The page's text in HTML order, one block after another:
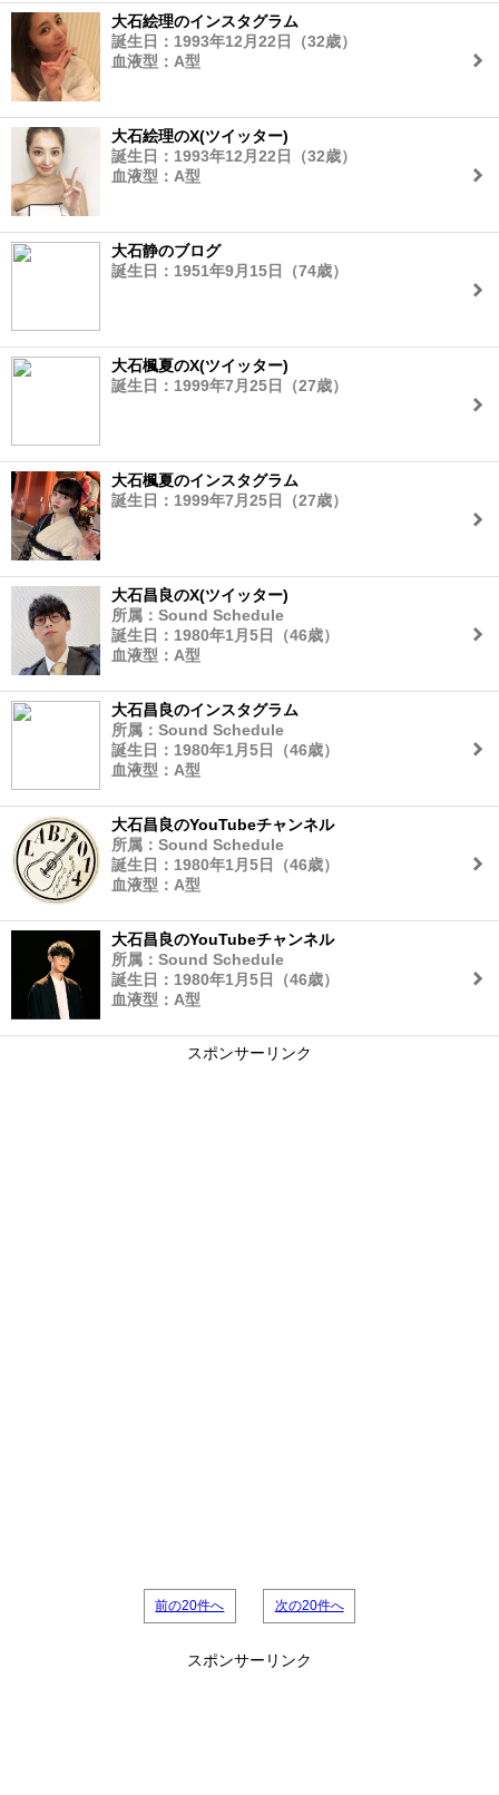
大石絵理のインスタグラム
誕生日：1993年12月22日（32歳）
血液型：A型
大石絵理のX(ツイッター)
誕生日：1993年12月22日（32歳）
血液型：A型
大石静のブログ
誕生日：1951年9月15日（74歳）
大石楓夏のX(ツイッター)
誕生日：1999年7月25日（27歳）
大石楓夏のインスタグラム
誕生日：1999年7月25日（27歳）
大石昌良のX(ツイッター)
所属：Sound Schedule
誕生日：1980年1月5日（46歳）
血液型：A型
大石昌良のインスタグラム
所属：Sound Schedule
誕生日：1980年1月5日（46歳）
血液型：A型
大石昌良のYouTubeチャンネル
所属：Sound Schedule
誕生日：1980年1月5日（46歳）
血液型：A型
大石昌良のYouTubeチャンネル
所属：Sound Schedule
誕生日：1980年1月5日（46歳）
血液型：A型
スポンサーリンク
前の20件へ 次の20件へ
スポンサーリンク